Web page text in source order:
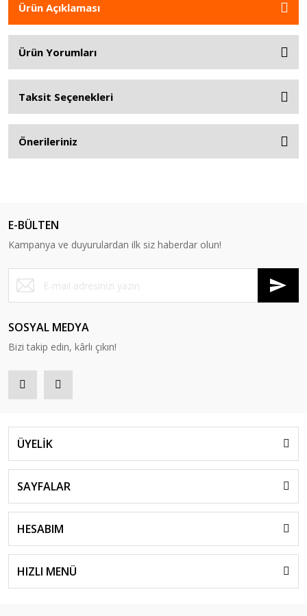
Ürün Açıklaması
Ürün Yorumları
Taksit Seçenekleri
Önerileriniz
E-BÜLTEN
Kampanya ve duyurulardan ilk siz haberdar olun!
SOSYAL MEDYA
Bizi takip edin, kârlı çıkın!
ÜYELİK
SAYFALAR
HESABIM
HIZLI MENÜ